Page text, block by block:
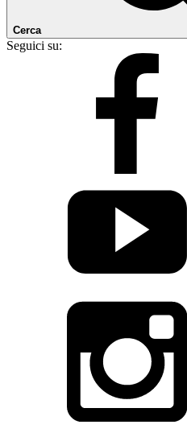
Cerca
Seguici su: